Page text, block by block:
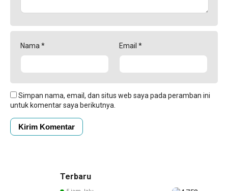
Nama* Email *
Simpan nama, email, dan situs web saya pada peramban ini
untuk komentar saya berikutnya.
Terbaru